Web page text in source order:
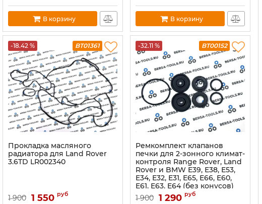
В корзину В корзину
-18.42 % BT01361
Прокладка масляного
радиатора для Land Rover
3.6TD LR002340
1 900 1 550 руб
-32.11 % BT00152
Ремкомплект клапанов
печки для 2-зонного климат-
контроля Range Rover, Land
Rover и BMW E39, E38, E53,
E34, E32, E31, E65, E66, E60,
E61, E63, E64 (без конусов)
1 900 1 290 руб